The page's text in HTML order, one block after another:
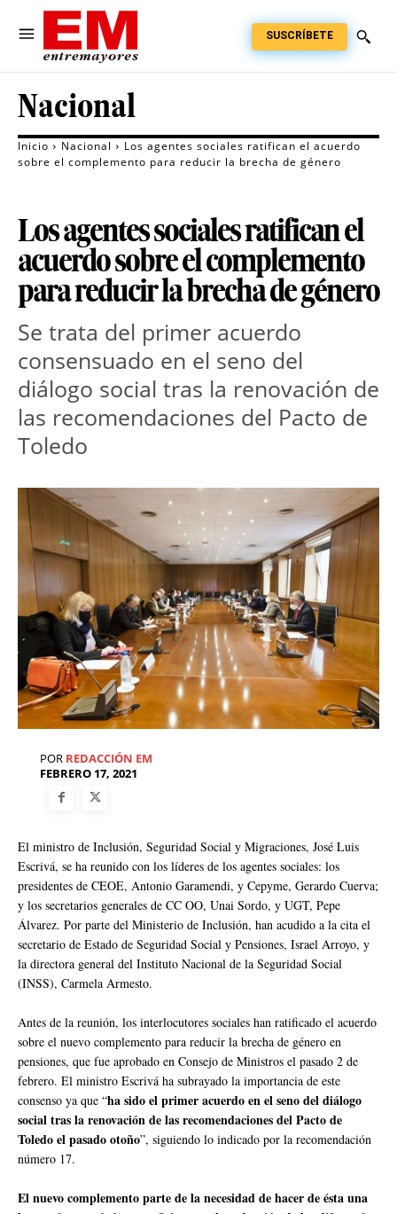
SUSCRÍBETE
Nacional
Inicio Nacional
Los agentes sociales ratifican el acuerdo
sobre el complemento para reducir la brecha de género
Los agentes sociales ratifican el
acuerdo sobre el complemento
para reducir la brecha de género
Se trata del primer acuerdo
consensuado en el seno del
diálogo social tras la renovación de
las recomendaciones del Pacto de
Toledo
POR REDACCIÓN EM
FEBRERO 17, 2021
El ministro de Inclusión, Seguridad Social y Migraciones, José Luis
Escrivá, se ha reunido con los líderes de los agentes sociales: los
presidentes de CEOE, Antonio Garamendi, y Cepyme, Gerardo Cuerva;
y los secretarios generales de CC OO, Unai Sordo, y UGT, Pepe
Álvarez. Por parte del Ministerio de Inclusión, han acudido a la cita el
secretario de Estado de Seguridad Social y Pensiones, Israel Arroyo, y
la directora general del Instituto Nacional de la Seguridad Social
(INSS), Carmela Armesto.
Antes de la reunión, los interlocutores sociales han ratificado el acuerdo
sobre el nuevo complemento para reducir la brecha de género en
pensiones, que fue aprobado en Consejo de Ministros el pasado 2 de
febrero. El ministro Escrivá ha subrayado la importancia de este
consenso ya que “ha sido el primer acuerdo en el seno del diálogo
social tras la renovación de las recomendaciones del Pacto de
Toledo el pasado otoño”, siguiendo lo indicado por la recomendación
número 17.
El nuevo complemento parte de la necesidad de hacer de ésta una